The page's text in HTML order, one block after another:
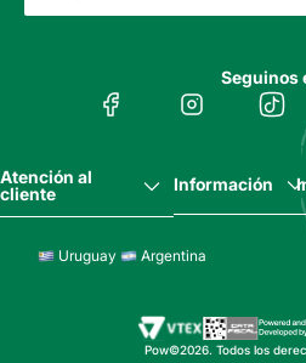
Seguinos
Atención al
cliente
Información
Uruguay Argentina
Pow©2026. Todos los